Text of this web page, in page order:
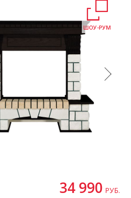
ШОУ-РУМ
34 990 РУБ.